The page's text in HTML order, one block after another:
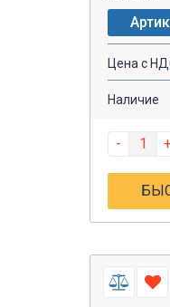
Цена с
Наличие
-